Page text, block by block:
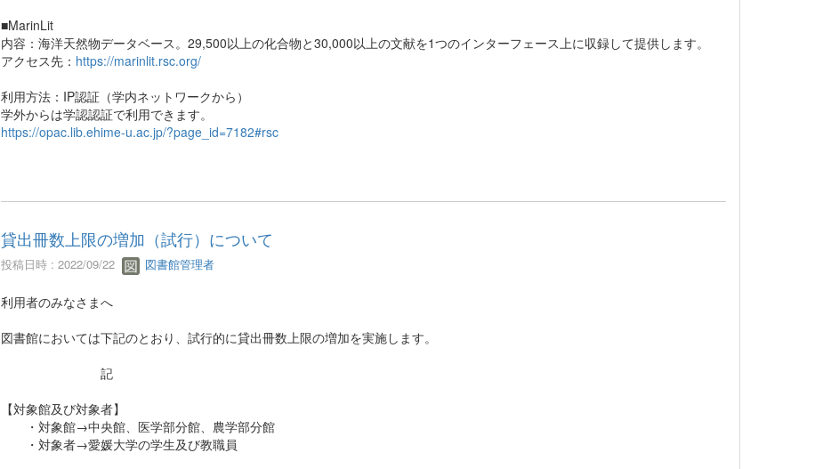
■MarinLit
内容：海洋天然物データベース。29,500以上の化合物と30,000以上の文献を1つのインターフェース上に収録して提供します。
アクセス先： https://marinlit.rsc.org/
利用方法：IP認証（学内ネットワークから）
学外からは学認認証で利用できます。
https://opac.lib.ehime-u.ac.jp/?page_id=7182#rsc
貸出冊数上限の増加（試行）について
投稿日時 : 2022/09/22 図書館管理者
利用者のみなさまへ
図書館においては下記のとおり、試行的に貸出冊数上限の増加を実施します。
記
【対象館及び対象者】
・対象館→中央館、医学部分館、農学部分館
・対象者→愛媛大学の学生及び教職員